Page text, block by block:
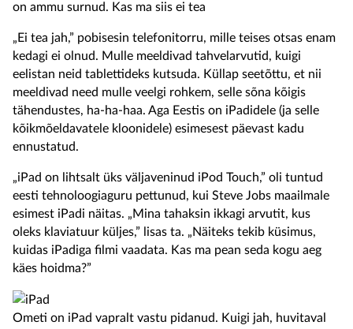
on ammu surnud. Kas ma siis ei tea
„Ei tea jah,” pobisesin telefonitorru, mille teises otsas enam
kedagi ei olnud. Mulle meeldivad tahvelarvutid, kuigi
eelistan neid tablettideks kutsuda. Küllap seetõttu, et nii
meeldivad need mulle veelgi rohkem, selle sõna kõigis
tähendustes, ha-ha-haa. Aga Eestis on iPadidele (ja selle
kõikmõeldavatele kloonidele) esimesest päevast kadu
ennustatud.
„iPad on lihtsalt üks väljaveninud iPod Touch,” oli tuntud
eesti tehnoloogiaguru pettunud, kui Steve Jobs maailmale
esimest iPadi näitas. „Mina tahaksin ikkagi arvutit, kus
oleks klaviatuur küljes,” lisas ta. „Näiteks tekib küsimus,
kuidas iPadiga filmi vaadata. Kas ma pean seda kogu aeg
käes hoidma?”
Ometi on iPad vapralt vastu pidanud. Kuigi jah, huvitaval